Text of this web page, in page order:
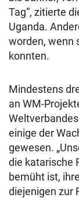
Tag“, zitierte
Uganda.
worden, wenn
konnten.
Mindestens
an WM-
einige der
gewesen.
die katarische
bemüht ist,
diejenigen zur